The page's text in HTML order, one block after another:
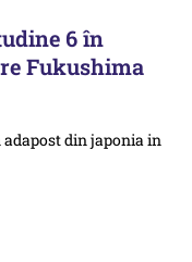
6 în
Fukushima